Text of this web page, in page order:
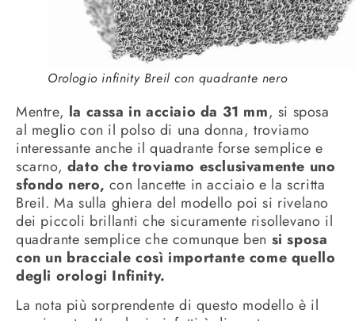
Orologio infinity Breil con quadrante nero
Mentre, la cassa in acciaio da 31 mm, si sposa
al meglio con il polso di una donna, troviamo
interessante anche il quadrante forse semplice e
scarno, dato che troviamo esclusivamente uno
sfondo nero, con lancette in acciaio e la scritta
Breil. Ma sulla ghiera del modello poi si rivelano
dei piccoli brillanti che sicuramente risollevano il
quadrante semplice che comunque ben si sposa
con un bracciale così importante come quello
degli orologi Infinity.
La nota più sorprendente di questo modello è il